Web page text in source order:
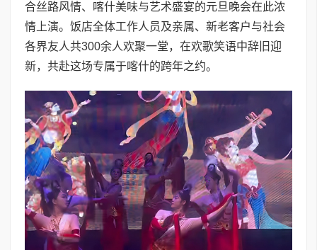
合丝路风情、喀什美味与艺术盛宴的元旦晚会在此浓
情上演。饭店全体工作人员及亲属、新老客户与社会
各界友人共300余人欢聚一堂，在欢歌笑语中辞旧迎
新，共赴这场专属于喀什的跨年之约。